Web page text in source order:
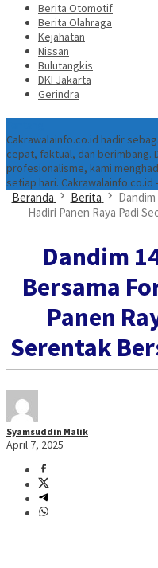
Berita Otomotif
Berita Olahraga
Kejahatan
Nissan
Bulutangkis
DKI Jakarta
Gerindra
Cakrawalainfo.co.id hadir
cepat, faktual, dan berimbang.
profesionalisme, kami
setiap hari.
Beranda Berita
Hadiri Panen Raya Padi
Dandim
Bersama
Panen
Serentak
Syamsuddin Malik
April 7, 2025